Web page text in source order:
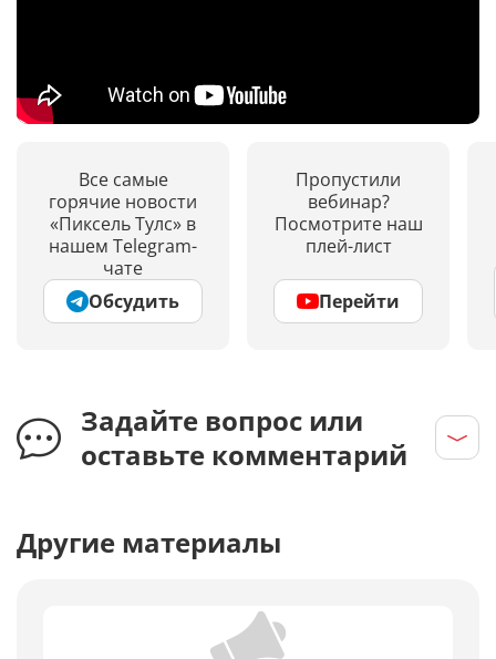
Все самые
горячие новости
«Пиксель Тулс» в
нашем Telegram-
чате
Обсудить
Пропустили
вебинар?
Посмотрите наш
плей-лист
Перейти
Задайте вопрос или
оставьте комментарий
Другие материалы